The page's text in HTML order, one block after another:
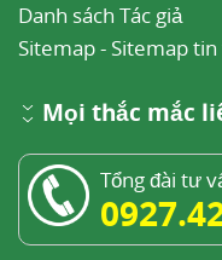
Danh sách Tác giả
Sitemap- Sitemap
Mọi thắc mắc
Tổng đài tư